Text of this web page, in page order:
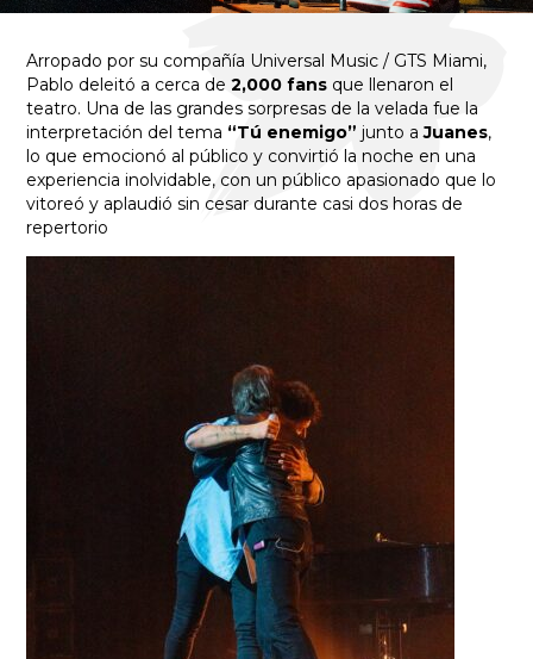
Arropado por su compañía Universal Music / GTS Miami,
Pablo deleitó a cerca de2,000 fans que llenaron el
teatro. Una de las grandes sorpresas de la velada fue la
interpretación del tema “Tú enemigo” junto aJuanes,
lo que emocionó al público y convirtió la noche en una
experiencia inolvidable, con un público apasionado que lo
vitoreó y aplaudió sin cesar durante casi dos horas de
repertorio